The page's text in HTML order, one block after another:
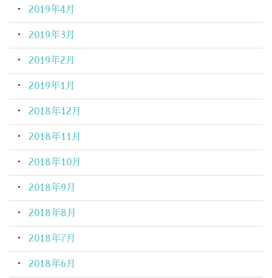
2019年4月
2019年3月
2019年2月
2019年1月
2018年12月
2018年11月
2018年10月
2018年9月
2018年8月
2018年7月
2018年6月